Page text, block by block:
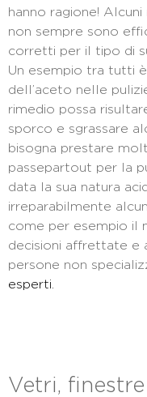
hanno ragione! Alcuni
non sempre sono
corretti per il tipo di
Un esempio tra tutti
dell’aceto nelle
rimedio possa
sporco e sgrassare
bisogna prestare
passepartout per la
data la sua natura
irreparabilmente
come per esempio il
decisioni affrettate e
persone non
esperti.
Vetri,